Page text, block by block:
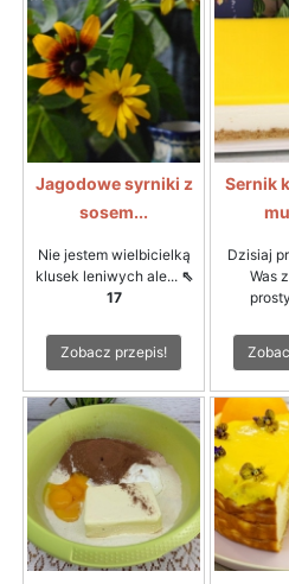
Jagodowe syrniki z
sosem...
Nie jestem wielbicielką
klusek leniwych ale... ⇖
17
Zobacz przepis!
Sernik
Dzisiaj
Was